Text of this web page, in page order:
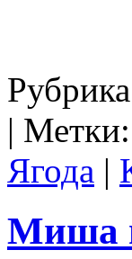
| Метки:
Ягода |
Миша